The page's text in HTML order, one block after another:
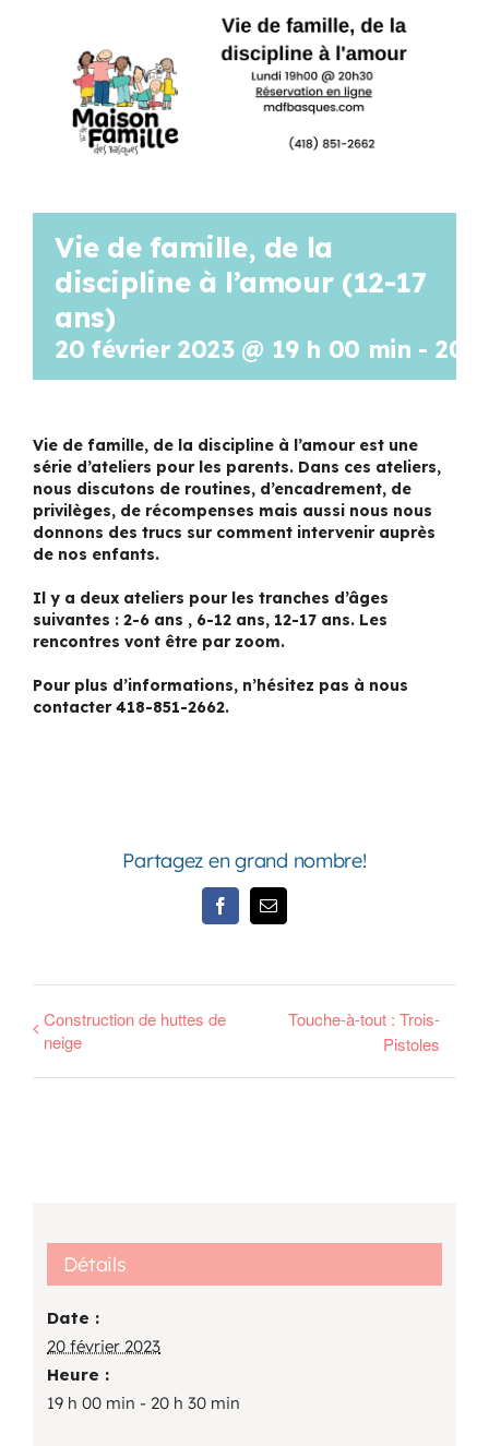
Mon Compte
OFFRES D’EMPLOI
Vie de famille, de la
discipline à l’amour (12-17
ans)
20 février 2023 @ 19 h 00 min - 20
Vie de famille, de la discipline à l’amour est une
série d’ateliers pour les parents. Dans ces ateliers,
nous discutons de routines, d’encadrement, de
privilèges, de récompenses mais aussi nous nous
donnons des trucs sur comment intervenir auprès
de nos enfants.
Il y a deux ateliers pour les tranches d’âges
suivantes : 2-6 ans , 6-12 ans, 12-17 ans. Les
rencontres vont être par zoom.
Pour plus d’informations, n’hésitez pas à nous
contacter 418-851-2662.
Partagez en grand nombre!
FacebookEmail
Construction de huttes de
neige
Touche-à-tout : Trois-
Pistoles
Détails
Date :
20 février 2023
Heure :
19 h 00 min - 20 h 30 min